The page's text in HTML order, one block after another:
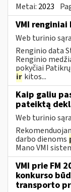
Metai: 2023
VMI renginiai
Web turinio
Renginio data
Renginio
pokyčiai
ir kitos...
Kaip galiu
pateiktą
Web turinio
darbo dienoms
Mano VMI
VMI prie FM
konkurso
transporto